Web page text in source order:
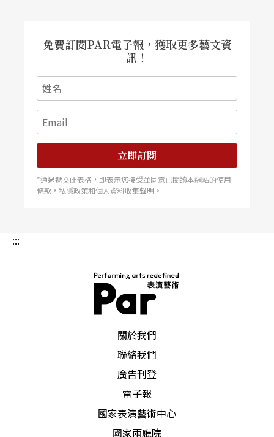
免費訂閱PAR電子報，獲取更多藝文資
訊！
立即訂閱
*通過遞交此表格，即表示您接受並同意已閱讀本網站的使用
條款，私隱政策和個人資料收集聲明。
:::
關於我們
聯絡我們
廣告刊登
電子報
國家表演藝術中心
國家兩廳院